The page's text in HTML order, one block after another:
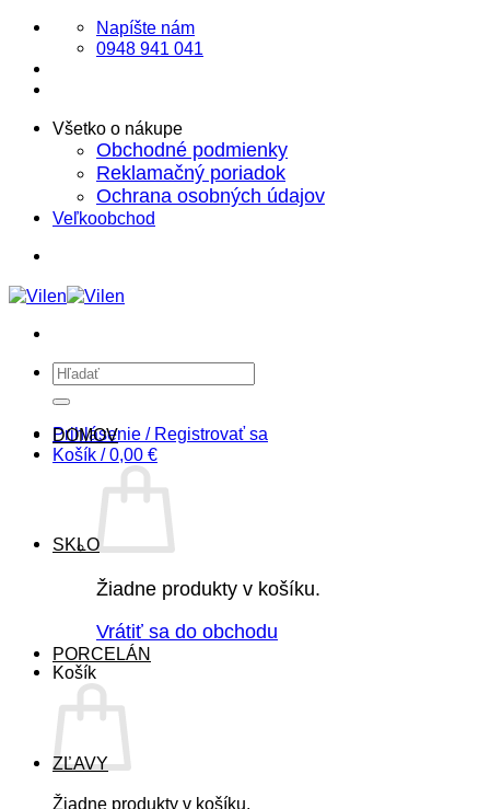
Skip
content
Napíšte nám
0948 941 041
Všetko o nákupe
Obchodné podmienky
Reklamačný poriadok
Ochrana osobných údajov
Veľkoobchod
Hľadať:
Prihlásenie / Registrovať sa
Košík /0,00 €
Žiadne produkty v košíku.
Vrátiť sa do obchodu
Košík
Žiadne produkty v košíku.
DOMOV
SKLO
PORCELÁN
ZĽAVY